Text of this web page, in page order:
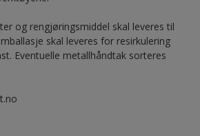
og rengjøringsmiddel skal leveres til
skal leveres for resirkulering
Eventuelle metallhåndtak sorteres